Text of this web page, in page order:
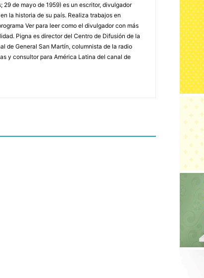
29 de mayo de 1959) es un escritor, divulgador
la historia de su país. Realiza trabajos en
Ver para leer como el divulgador con más
Pigna es director del Centro de Difusión de la
de General San Martín, columnista de la radio
y consultor para América Latina del canal de